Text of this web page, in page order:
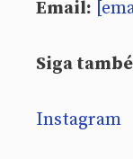
Email:
Siga
Instagram